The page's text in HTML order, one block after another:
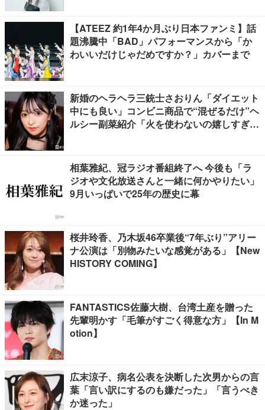
【ATEEZ 約1年4か月ぶり日本ファンミ】話
題沸騰中「BAD」パフォーマンスから「か
わいいだけじゃだめですか？」カバーまで
新婚のヘラヘラ三銃士さおりん「ダイエット
中にも良い」コンビニ商品で“混ぜるだけ”ヘ
ルシー副菜紹介「火を使わないの嬉しすぎ
相葉雅紀、冠ラジオ番組終了へ 今後も「ラ
ジオや文化放送さんと一緒に何かやりたい」
9月いっぱいで25年の歴史に幕
桜井玲香、乃木坂46卒業後“7年ぶり”アリー
ナ公演は「別物みたいな感覚がある」【New
HISTORY COMING】
FANTASTICS佐藤大樹、台湾土産を贈った
先輩明かす「毛筆がすごく得意な方」【In M
otion】
広末涼子、病名公表を決断した次男からの言
葉「言い訳にするのも嫌だった」「言うべき
か迷った」